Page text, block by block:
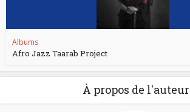
Albums
Afro Jazz Taarab Project
À propos de l'auteur